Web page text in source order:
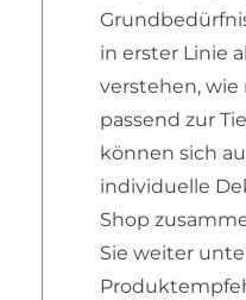
in erster Linie
verstehen, wie
passend zur
können sich
individuelle
Shop
Sie weiter